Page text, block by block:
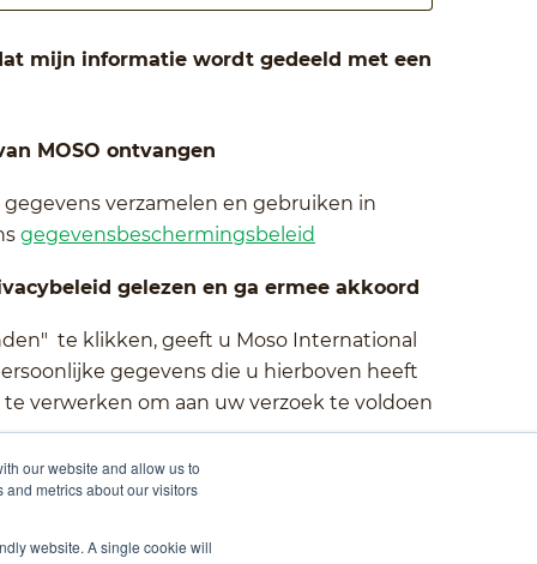
our website and allow us to
metrics about our visitors
website. A single cookie will
mijn informatie wordt gedeeld met een
MOSO ontvangen
verzamelen en gebruiken in
gegevensbeschermingsbeleid
gelezen en ga ermee akkoord
te klikken, geeft u Moso International
gegevens die u hierboven heeft
verwerken om aan uw verzoek te voldoen